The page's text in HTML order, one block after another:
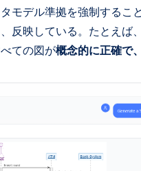
モデル準拠を強制するこ
反映している。たとえば
ての図が概念的に正確で